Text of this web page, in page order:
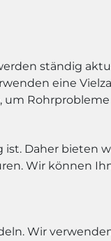
ständig
eine
Daher bieten
Wir können
Wir